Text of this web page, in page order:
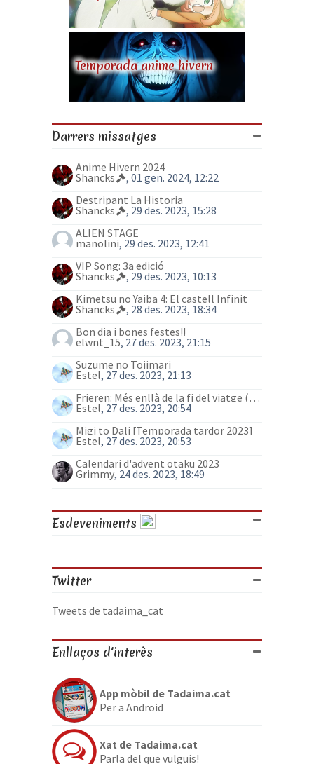
Temporada anime hivern
Darrers missatges
Anime Hivern 2024
Shancks
, 01 gen. 2024, 12:22
Destripant La Historia
Shancks
, 29 des. 2023, 15:28
ALIEN STAGE
manolini, 29 des. 2023, 12:41
VIP Song: 3a edició
Shancks
, 29 des. 2023, 10:13
Kimetsu no Yaiba 4: El castell Infinit
Shancks
, 28 des. 2023, 18:34
Bon dia i bones festes!!
elwnt_15, 27 des. 2023, 21:15
Suzume no Tojimari
Estel, 27 des. 2023, 21:13
Frieren: Més enllà de la fi del viatge (anime)
Estel, 27 des. 2023, 20:54
Migi to Dali [Temporada tardor 2023]
Estel, 27 des. 2023, 20:53
Calendari d'advent otaku 2023
Grimmy, 24 des. 2023, 18:49
Esdeveniments
Twitter
Tweets de tadaima_cat
Enllaços d'interès
App mòbil de Tadaima.cat
Per a Android
Xat de Tadaima.cat
Parla del que vulguis!